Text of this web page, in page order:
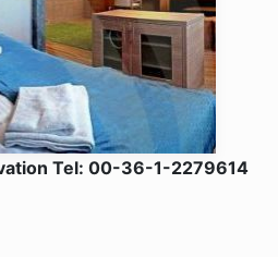
Tel: 00-36-1-2279614